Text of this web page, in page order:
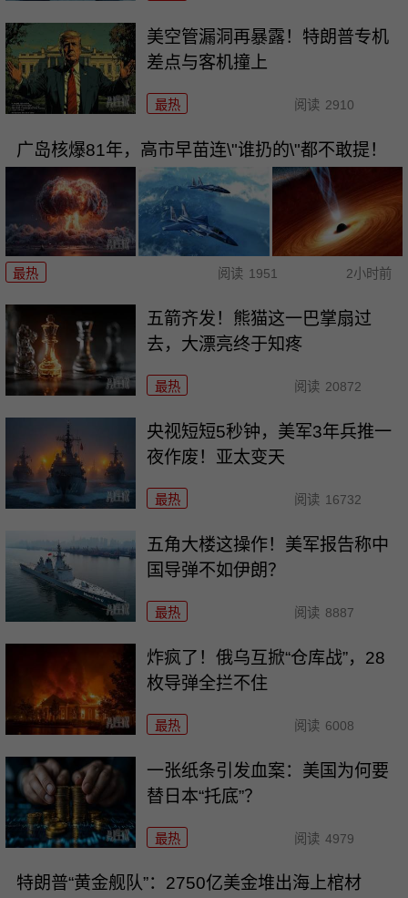
美空管漏洞再暴露！特朗普专机
差点与客机撞上
最热 阅读 2910
广岛核爆81年，高市早苗连\"谁扔的\"都不敢提！
最热 阅读 1951 2小时前
五箭齐发！熊猫这一巴掌扇过
去，大漂亮终于知疼
最热 阅读 20872
央视短短5秒钟，美军3年兵推一
夜作废！亚太变天
最热 阅读 16732
五角大楼这操作！美军报告称中
国导弹不如伊朗？
最热 阅读 8887
炸疯了！俄乌互掀“仓库战”，28
枚导弹全拦不住
最热 阅读 6008
一张纸条引发血案：美国为何要
替日本“托底”？
最热 阅读 4979
特朗普“黄金舰队”：2750亿美金堆出海上棺材